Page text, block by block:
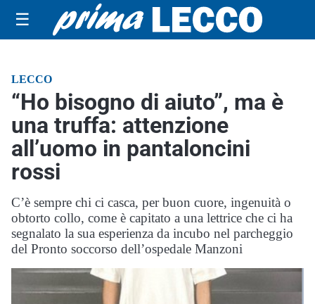
☰
LECCO
“Ho bisogno di aiuto”, ma è
una truffa: attenzione
all’uomo in pantaloncini
rossi
C’è sempre chi ci casca, per buon cuore, ingenuità o
obtorto collo, come è capitato a una lettrice che ci ha
segnalato la sua esperienza da incubo nel parcheggio
del Pronto soccorso dell’ospedale Manzoni